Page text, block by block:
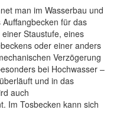
man im Wasserbau und
für das
Staustufe, eines
oder einer anders
Verzögerung
bei Hochwasser –
und in das
auch
Im Tosbecken kann sich